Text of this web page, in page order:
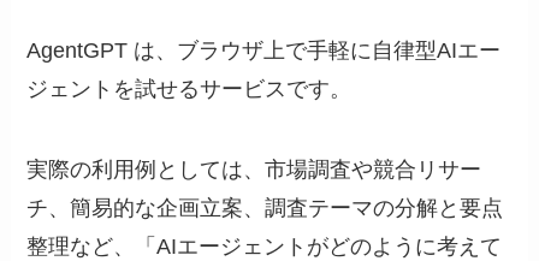
AgentGPT は、ブラウザ上で手軽に自律型AIエー
ジェントを試せるサービスです。
実際の利用例としては、市場調査や競合リサー
チ、簡易的な企画立案、調査テーマの分解と要点
整理など、「AIエージェントがどのように考えて